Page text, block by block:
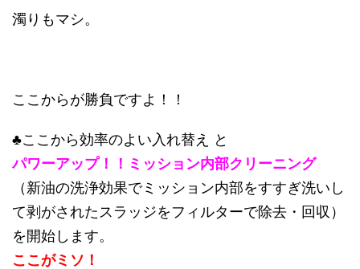
濁りもマシ。
ここからが勝負ですよ！！
♣ここから効率のよい入れ替え と
パワーアップ！！ミッション内部クリーニング
（新油の洗浄効果でミッション内部をすすぎ洗いし
て剥がされたスラッジをフィルターで除去・回収）
を開始します。
ここがミソ！